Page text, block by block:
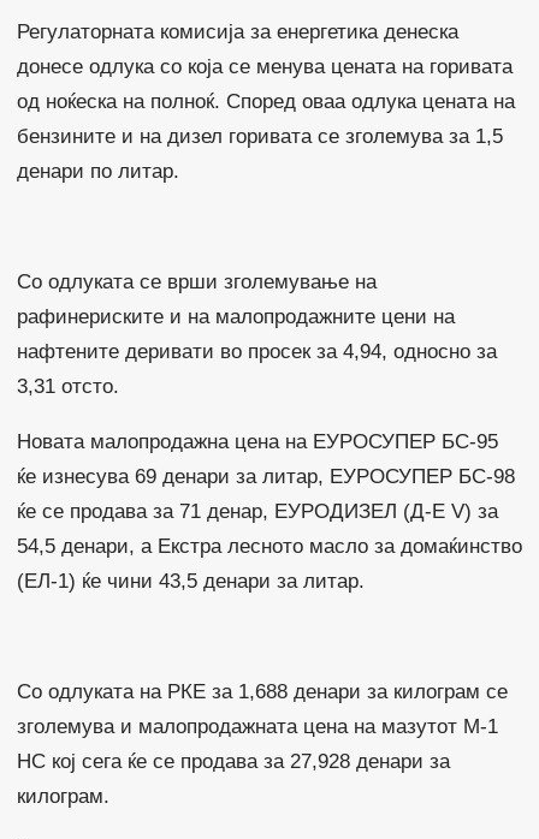
Регулаторната комисија за енергетика денеска
донесе одлука со која се менува цената на горивата
од ноќеска на полноќ. Според оваа одлука цената на
бензините и на дизел горивата се зголемува за 1,5
денари по литар.
Со одлуката се врши зголемување на
рафинериските и на малопродажните цени на
нафтените деривати во просек за 4,94, односно за
3,31 отсто.
Новата малопродажна цена на ЕУРОСУПЕР БС-95
ќе изнесува 69 денари за литар, ЕУРОСУПЕР БС-98
ќе се продава за 71 денар, ЕУРОДИЗЕЛ (Д-Е V) за
54,5 денари, а Екстра лесното масло за домаќинство
(ЕЛ-1) ќе чини 43,5 денари за литар.
Со одлуката на РКЕ за 1,688 денари за килограм се
зголемува и малопродажната цена на мазутот М-1
НС кој сега ќе се продава за 27,928 денари за
килограм.